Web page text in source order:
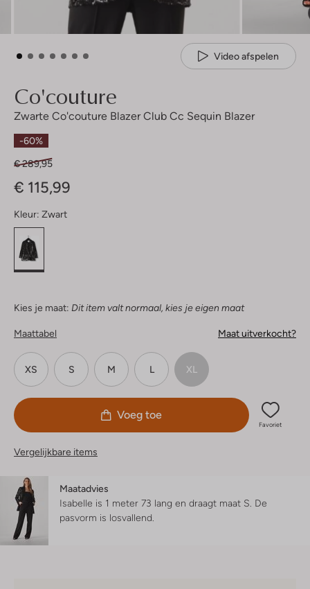
Video afspelen
Co'couture
Zwarte Co'couture Blazer Club Cc Sequin Blazer
-60%
€ 289,95
€ 115,99
Kleur: Zwart
Kies je maat: Dit item valt normaal, kies je eigen maat
Maattabel Maat uitverkocht?
XS S M L XL
Voeg toe
Favoriet
Vergelijkbare items
Maatadvies
Isabelle is 1 meter 73 lang en draagt maat S. De
pasvorm is losvallend